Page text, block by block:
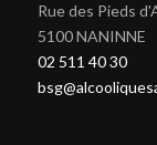
Rue des Pieds
5100 NANINNE
02 511 40 30